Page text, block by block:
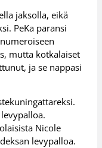
jaksolla, eikä
PeKa paransi
mutta kotkalaiset
ja se nappasi
Nicole
levypalloa.